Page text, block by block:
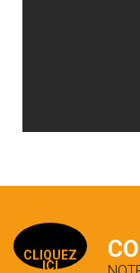
CLIQUEZ
ICI